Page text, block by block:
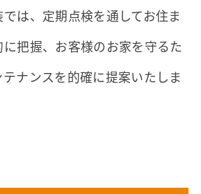
は、定期点検を通してお住ま
把握、お客様のお家を守るた
ナンスを的確に提案いたしま